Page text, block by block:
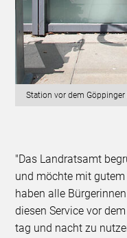
Station vor dem
"Das Landratsamt
und möchte mit
haben alle
diesen Service vor
tag und nacht zu